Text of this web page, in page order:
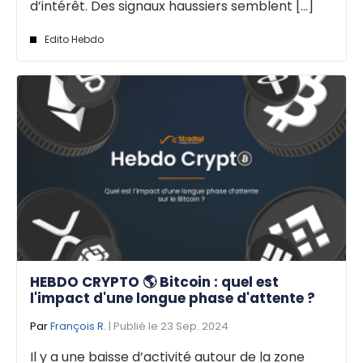
d’intérêt. Des signaux haussiers semblent [...]
Edito Hebdo
HEBDO CRYPTO 🌎 Bitcoin : quel est
l'impact d'une longue phase d'attente ?
ParFrançois R. | Publié le 23 Sep. 2024
Il y a une baisse d’activité autour de la zone